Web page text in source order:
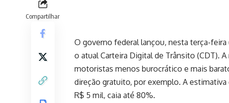
Compartilhar
O governo federal lançou, nesta terça-
o atual Carteira Digital de Trânsito (CDT).
motoristas menos burocrático e mais
direção gratuito, por exemplo. A
R$ 5 mil, caia até 80%.